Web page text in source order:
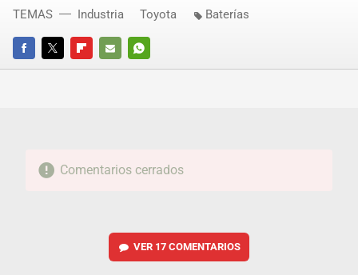
FACEBOOKTWITTERFLIPBOARD
E-
WHATSAPP
TEMAS Industria Toyota Baterías
Comentarios cerrados
VER 17 COMENTARIOS